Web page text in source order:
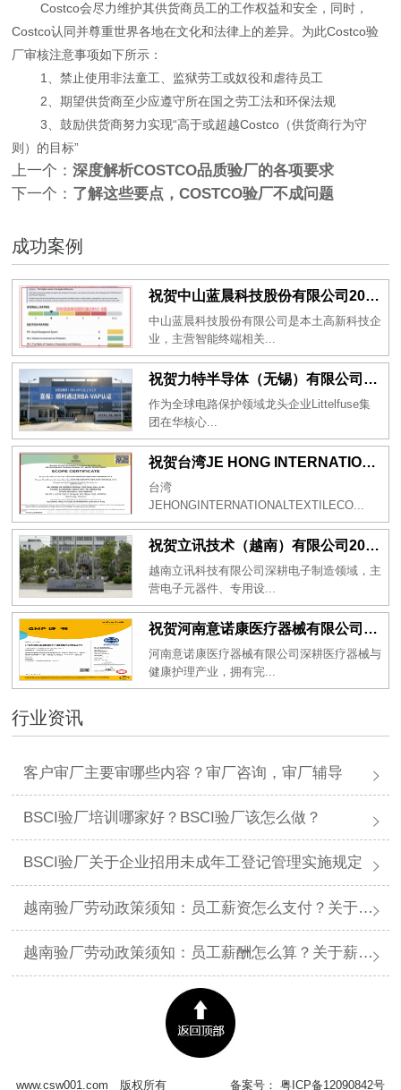
Costco会尽力维护其供货商员工的工作权益和安全，同时，
Costco认同并尊重世界各地在文化和法律上的差异。为此Costco验
厂审核注意事项如下所示：
1、禁止使用非法童工、监狱劳工或奴役和虐待员工
2、期望供货商至少应遵守所在国之劳工法和环保法规
3、鼓励供货商努力实现“高于或超越Costco（供货商行为守
则）的目标”
上一个：深度解析COSTCO品质验厂的各项要求
下一个： 了解这些要点，COSTCO验厂不成问题
成功案例
祝贺中山蓝晨科技股份有限公司2026年一次性成功通过BSCI验厂-B级
中山蓝晨科技股份有限公司是本土高新科技企
业，主营智能终端相关...
祝贺力特半导体（无锡）有限公司2026年一次性成功通过RBA-VAP认证审核并取得170.2分
作为全球电路保护领域龙头企业Littelfuse集
团在华核心...
祝贺台湾JE HONG INTERNATIONAL TEXTILE CO., LTD 2026年一次性成功通过GRS认证
台湾
JEHONGINTERNATIONALTEXTILECO...
祝贺立讯技术（越南）有限公司2026年一次性成功通过RBA-VAP审核获得金牌评级！
越南立讯科技有限公司深耕电子制造领域，主
营电子元器件、专用设...
祝贺河南意诺康医疗器械有限公司2026年一次性成功通过GMP认证
河南意诺康医疗器械有限公司深耕医疗器械与
健康护理产业，拥有完...
行业资讯
客户审厂主要审哪些内容？审厂咨询，审厂辅导
BSCI验厂培训哪家好？BSCI验厂该怎么做？
BSCI验厂关于企业招用未成年工登记管理实施规定
越南验厂劳动政策须知：员工薪资怎么支付？关于薪资支付有哪些规定呢？
越南验厂劳动政策须知：员工薪酬怎么算？关于薪酬有哪些规定呢？​
备案号：粤ICP备12090842号
www.csw001.com 版权所有